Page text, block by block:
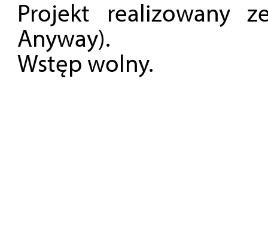
Projekt realizowany
Anyway).
Wstęp wolny.